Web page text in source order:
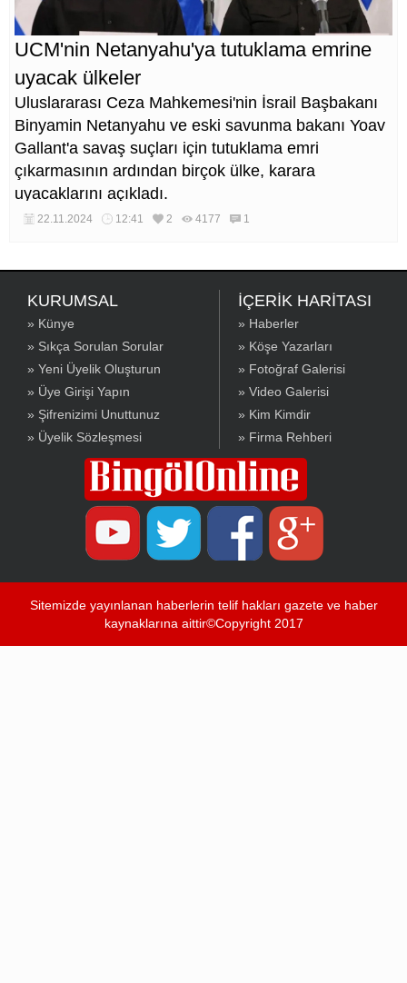
UCM'nin Netanyahu'ya tutuklama emrine
uyacak ülkeler
Uluslararası Ceza Mahkemesi'nin İsrail Başbakanı
Binyamin Netanyahu ve eski savunma bakanı Yoav
Gallant'a savaş suçları için tutuklama emri
çıkarmasının ardından birçok ülke, karara
uyacaklarını açıkladı.
22.11.2024 12:41 2 4177 1
KURUMSAL
» Künye
» Sıkça Sorulan Sorular
» Yeni Üyelik Oluşturun
» Üye Girişi Yapın
» Şifrenizimi Unuttunuz
» Üyelik Sözleşmesi
İÇERİK HARİTASI
» Haberler
» Köşe Yazarları
» Fotoğraf Galerisi
» Video Galerisi
» Kim Kimdir
» Firma Rehberi
Sitemizde yayınlanan haberlerin telif hakları gazete ve haber
kaynaklarına aittir©Copyright 2017